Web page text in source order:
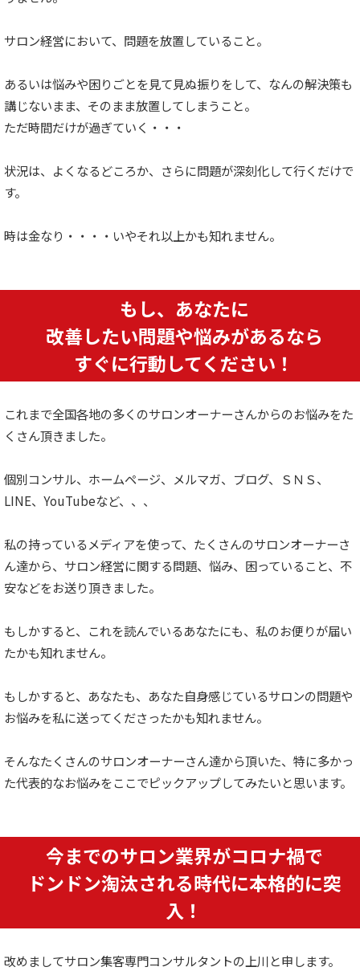
サロン経営において、問題を放置していること。
あるいは悩みや困りごとを見て見ぬ振りをして、なんの解決策も
講じないまま、そのまま放置してしまうこと。
ただ時間だけが過ぎていく・・・
状況は、よくなるどころか、さらに問題が深刻化して行くだけで
す。
時は金なり・・・・いやそれ以上かも知れません。
もし、あなたに
改善したい問題や悩みがあるなら
すぐに行動してください！
これまで全国各地の多くのサロンオーナーさんからのお悩みをた
くさん頂きました。
個別コンサル、ホームページ、メルマガ、ブログ、ＳＮＳ、
LINE、YouTubeなど、、、
私の持っているメディアを使って、たくさんのサロンオーナーさ
ん達から、サロン経営に関する問題、悩み、困っていること、不
安などをお送り頂きました。
もしかすると、これを読んでいるあなたにも、私のお便りが届い
たかも知れません。
もしかすると、あなたも、あなた自身感じているサロンの問題や
お悩みを私に送ってくださったかも知れません。
そんなたくさんのサロンオーナーさん達から頂いた、特に多かっ
た代表的なお悩みをここでピックアップしてみたいと思います。
今までのサロン業界がコロナ禍で
ドンドン淘汰される時代に本格的に突
入！
改めましてサロン集客専門コンサルタントの上川と申します。